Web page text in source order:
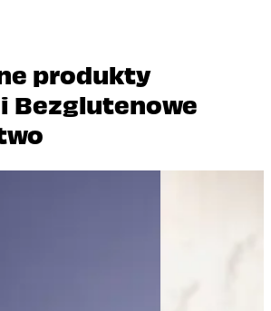
produkty
Bezglutenowe